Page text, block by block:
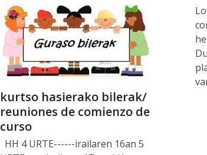
kurtso hasierako bilerak/
reuniones de comienzo de
curso
HH 4 URTE------irailaren 16an 5